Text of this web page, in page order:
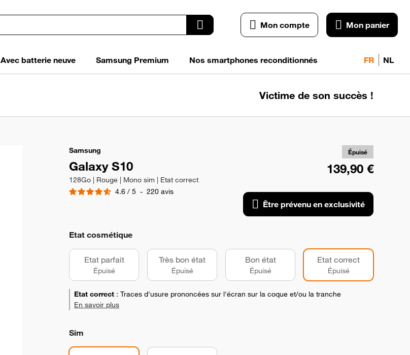
Mon compte Mon panier
Avec batterie neuve Samsung Premium Nos smartphones reconditionnés FR NL
Victime de son succès !
Samsung
Galaxy S10
128Go | Rouge | Mono sim | Etat correct
4.6 / 5 - 220 avis
Épuisé
139,90 €
Être prévenu en exclusivité
Etat cosmétique
Etat parfait
Épuisé
Très bon état
Épuisé
Bon état
Épuisé
Etat correct
Épuisé
Etat correct : Traces d'usure prononcées sur l'écran sur la coque et/ou la tranche
En savoir plus
Sim